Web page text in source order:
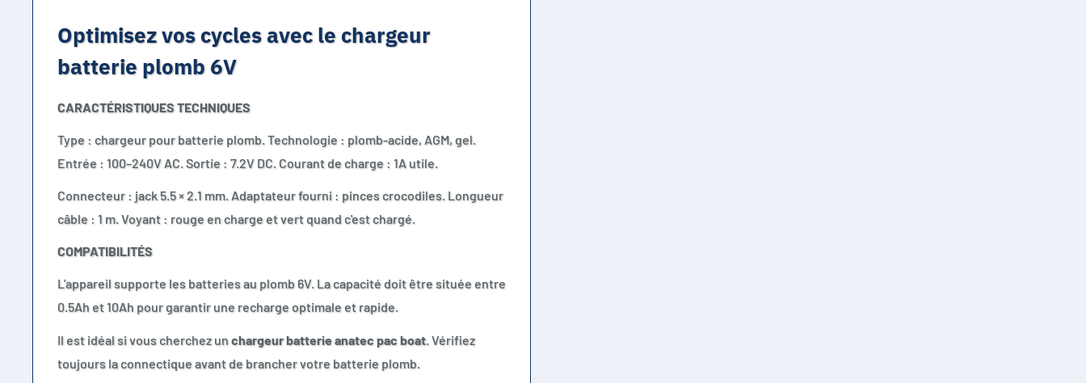
Optimisez vos cycles avec le chargeur
batterie plomb 6V
CARACTÉRISTIQUES TECHNIQUES
Type : chargeur pour batterie plomb. Technologie : plomb-acide, AGM, gel.
Entrée : 100–240V AC. Sortie : 7.2V DC. Courant de charge : 1A utile.
Connecteur : jack 5.5 × 2.1 mm. Adaptateur fourni : pinces crocodiles. Longueur
câble : 1 m. Voyant : rouge en charge et vert quand c'est chargé.
COMPATIBILITÉS
L'appareil supporte les batteries au plomb 6V. La capacité doit être située entre
0.5Ah et 10Ah pour garantir une recharge optimale et rapide.
Il est idéal si vous cherchez unchargeur batterie anatec pac boat. Vérifiez
toujours la connectique avant de brancher votre batterie plomb.